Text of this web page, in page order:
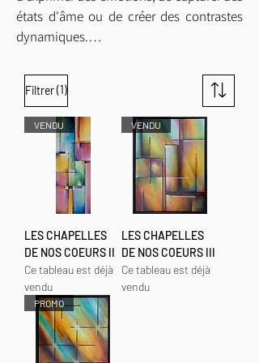
états d'âme ou de créer des contrastes
dynamiques.
J'explore la palette avec une intensité
passionnée, utilisant parfois des
combinaisons inattendues pour susciter
des réactions émotionnelles.
Filtrer(1)
VENDU
LES CHAPELLES
DE NOS COEURS II
Ce tableau est déjà
vendu
VENDU
LES CHAPELLES
DE NOS COEURS III
Ce tableau est déjà
vendu
PROMO